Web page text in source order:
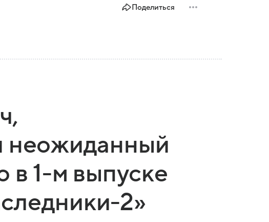
Поделиться
неожиданный
в 1-м выпуске
2»